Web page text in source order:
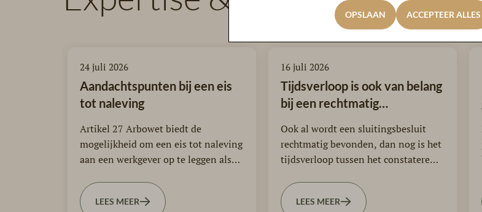
24 juli 2026
Aandachtspunten bij een eis
tot naleving
Artikel 27 Arbowet biedt de
mogelijkheid om een eis tot naleving
aan een werkgever op te leggen als
LEES MEER
16 juli 2026
Tijdsverloop is ook van belang
bij een rechtmatig
Ook al wordt een sluitingsbesluit
rechtmatig bevonden, dan nog is het
tijdsverloop tussen het constateren
LEES MEER
OPSLAAN ACCEPTEER ALLES